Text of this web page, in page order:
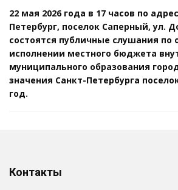
22 мая 2026 года в 17 часов по
Петербург, поселок Саперный, ул.
состоятся публичные слушания по
исполнении местного бюджета
муниципального образования
значения Санкт-Петербурга
год.
Контакты